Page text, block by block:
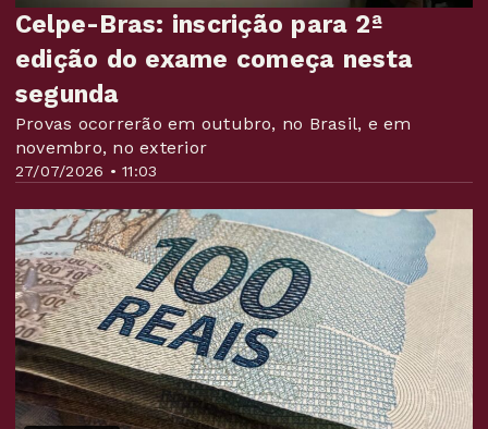
27/07/2026 • 11:03
Celpe-Bras: inscrição para 2ª
edição do exame começa nesta
segunda
Provas ocorrerão em outubro, no Brasil, e em
novembro, no exterior